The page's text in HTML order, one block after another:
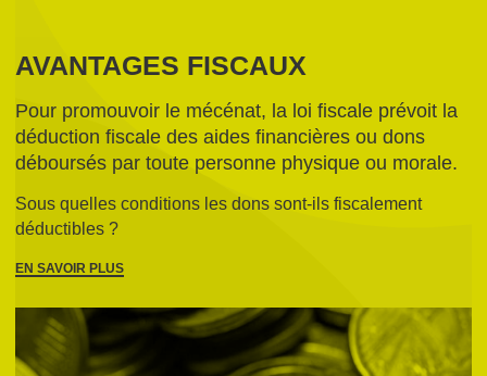
AVANTAGES FISCAUX
Pour promouvoir le mécénat, la loi fiscale prévoit la
déduction fiscale des aides financières ou dons
déboursés par toute personne physique ou morale.
Sous quelles conditions les dons sont-ils fiscalement
déductibles ?
EN SAVOIR PLUS